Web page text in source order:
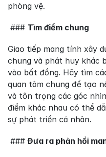
phòng vệ.
### Tìm điểm chung
Giao tiếp mang tính xây
chung và phát huy khác
vào bất đồng. Hãy tìm
quan tâm chung để tạo
và tôn trọng các góc
điểm khác nhau có thể
sự phát triển cá nhân.
### Đưa ra phản hồi